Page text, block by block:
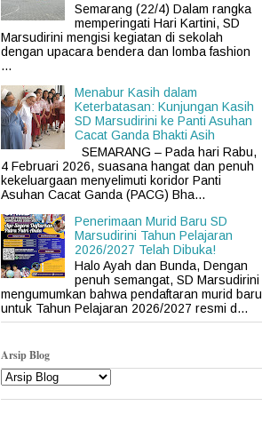
Semarang (22/4) Dalam rangka
memperingati Hari Kartini, SD
Marsudirini mengisi kegiatan di sekolah
dengan upacara bendera dan lomba fashion
...
Menabur Kasih dalam
Keterbatasan: Kunjungan Kasih
SD Marsudirini ke Panti Asuhan
Cacat Ganda Bhakti Asih
SEMARANG – Pada hari Rabu,
4 Februari 2026, suasana hangat dan penuh
kekeluargaan menyelimuti koridor Panti
Asuhan Cacat Ganda (PACG) Bha...
Penerimaan Murid Baru SD
Marsudirini Tahun Pelajaran
2026/2027 Telah Dibuka!
Halo Ayah dan Bunda, Dengan
penuh semangat, SD Marsudirini
mengumumkan bahwa pendaftaran murid baru
untuk Tahun Pelajaran 2026/2027 resmi d...
Arsip Blog